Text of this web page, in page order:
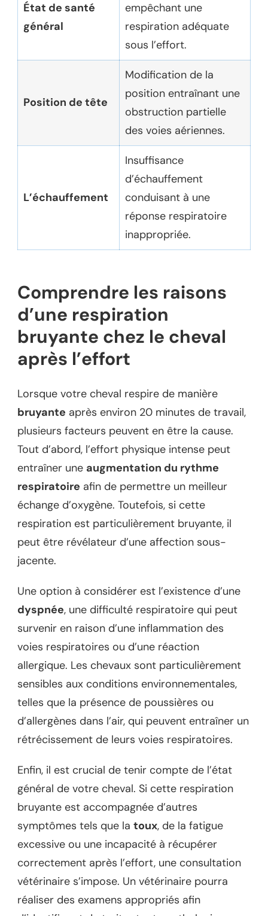
État de santé
général
empêchant une
respiration adéquate
sous l’effort.
Position de tête
Modification de la
position entraînant une
obstruction partielle
des voies aériennes.
L’échauffement
Insuffisance
d’échauffement
conduisant à une
réponse respiratoire
inappropriée.
Comprendre les raisons
d’une respiration
bruyante chez le cheval
après l’effort
Lorsque votre cheval respire de manière
bruyante après environ 20 minutes de travail,
plusieurs facteurs peuvent en être la cause.
Tout d’abord, l’effort physique intense peut
entraîner une augmentation du rythme
respiratoire afin de permettre un meilleur
échange d’oxygène. Toutefois, si cette
respiration est particulièrement bruyante, il
peut être révélateur d’une affection sous-
jacente.
Une option à considérer est l’existence d’une
dyspnée, une difficulté respiratoire qui peut
survenir en raison d’une inflammation des
voies respiratoires ou d’une réaction
allergique. Les chevaux sont particulièrement
sensibles aux conditions environnementales,
telles que la présence de poussières ou
d’allergènes dans l’air, qui peuvent entraîner un
rétrécissement de leurs voies respiratoires.
Enfin, il est crucial de tenir compte de l’état
général de votre cheval. Si cette respiration
bruyante est accompagnée d’autres
symptômes tels que la toux, de la fatigue
excessive ou une incapacité à récupérer
correctement après l’effort, une consultation
vétérinaire s’impose. Un vétérinaire pourra
réaliser des examens appropriés afin